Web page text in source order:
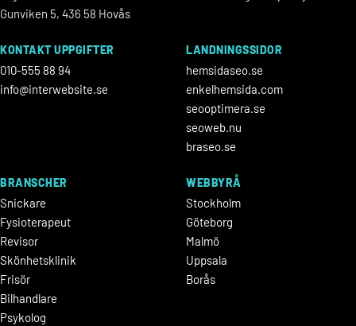
Gunviken 5, 436 58 Hovås
KONTAKT UPPGIFTER
010-555 88 94
info@interwebsite.se
LANDNINGSSIDOR
hemsidaseo.se
enkelhemsida.com
seooptimera.se
seoweb.nu
braseo.se
BRANSCHER
Snickare
Fysioterapeut
Revisor
Skönhetsklinik
Frisör
Bilhandlare
Psykolog
WEBBYRÅ
Stockholm
Göteborg
Malmö
Uppsala
Borås